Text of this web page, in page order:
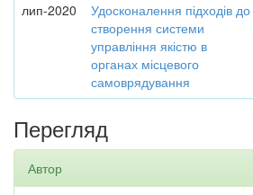
лип-2020
Удосконалення підходів до
створення системи
управління якістю в
органах місцевого
самоврядування
Перегляд
Автор